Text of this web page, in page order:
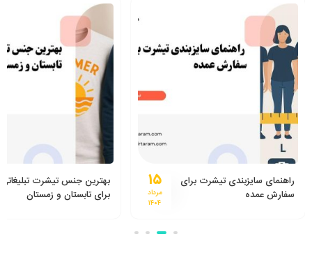
۱۵
مرداد
۱۴۰۴
راهنمای سایزبندی تیشرت برای
سفارش عمده
بهترین جنس تیشرت تبلیغاتی
برای تابستان و زمستان